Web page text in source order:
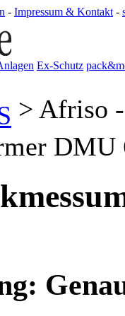
- Impressum & Kontakt -
Ex-Schutz
> Afriso -
DMU